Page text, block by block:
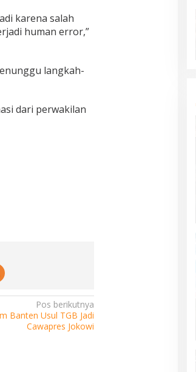
karena salah
human error,”
langkah-
dari perwakilan
Pos berikutnya
Banten Usul TGB Jadi
Cawapres Jokowi